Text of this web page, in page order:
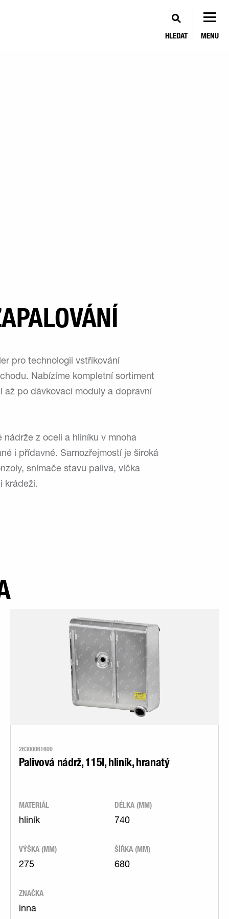
HLEDAT MENU
pro technologii vstřikování
Nabízíme kompletní sortiment
po dávkovací moduly a dopravní
z oceli a hliníku v mnoha
i přídavné. Samozřejmostí je široká
snímače stavu paliva, víčka
krádeži.
26300061600
Palivová nádrž, 115l, hliník, hranatý
MATERIÁL
hliník
DÉLKA (MM)
740
VÝŠKA (MM)
275
ŠÍŘKA (MM)
680
ZNAČKA
inna